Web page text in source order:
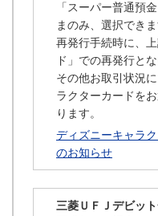
「スーパー普通預
まのみ、選択できま
再発行手続時に、
ド」での再発行とな
その他お取引状況
ラクターカードを
ります。
ディズニーキャラ
のお知らせ
三菱ＵＦＪデビッ